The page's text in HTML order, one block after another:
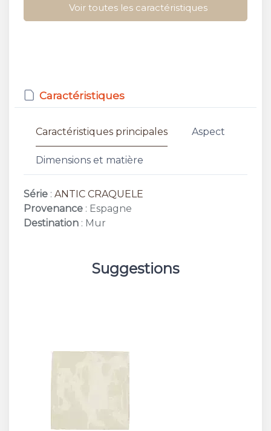
Voir toutes les caractéristiques
Caractéristiques
Caractéristiques principales Aspect
Dimensions et matière
Série : ANTIC CRAQUELE
Provenance : Espagne
Destination : Mur
Suggestions